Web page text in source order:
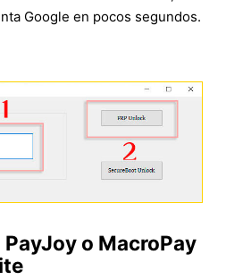
Google en pocos segundos.
o MacroPay